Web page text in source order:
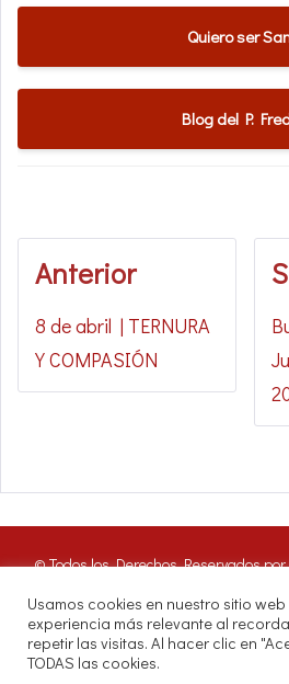
Quiero ser
Blog del P.
Anterior
8 de abril | TERNURA
Y COMPASIÓN
© Todos los Derechos Reservados
hacer uso de estos archivos citando las
DIGITAL.
Misioneros Claretianos - Santuario
P.O.Box 0823-04097, Panamá,
Usamos cookies en nuestro sitio
experiencia más relevante al
repetir las visitas. Al hacer clic en
TODAS las cookies.